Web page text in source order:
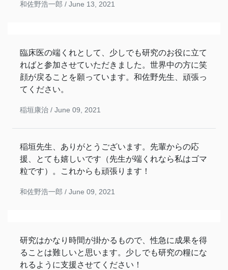
和佐野浩一郎 / June 13, 2021
臨床医の端くれとして、少しでも研究のお役に立て
ればと参加させていただきました。世界中の方に笑
顔が戻ることを願っています。和佐野先生、頑張っ
てください。
稲垣康治 / June 09, 2021
稲垣先生、ありがとうございます。先輩からの応
援、とても嬉しいです（先生が端くれなら私はゴマ
粒です）。これからも頑張ります！
和佐野浩一郎 / June 09, 2021
研究はかなり時間が掛かるもので、性急に成果を得
ることは難しいと思います。少しでも研究の糧にな
れるように支援させてください！